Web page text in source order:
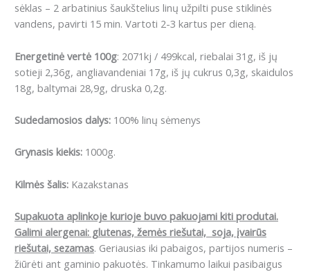
sėklas – 2 arbatinius šaukštelius linų užpilti puse stiklinės
vandens, pavirti 15 min. Vartoti 2-3 kartus per dieną.
Energetinė vertė 100g: 2071kj / 499kcal, riebalai 31g, iš jų
sotieji 2,36g, angliavandeniai 17g, iš jų cukrus 0,3g, skaidulos
18g, baltymai 28,9g, druska 0,2g.
Sudedamosios dalys: 100% linų sėmenys
Grynasis kiekis: 1000g.
Kilmės šalis: Kazakstanas
Supakuota aplinkoje kurioje buvo pakuojami kiti produtai.
Galimi alergenai: glutenas, žemės riešutai, soja, įvairūs
riešutai, sezamas. Geriausias iki pabaigos, partijos numeris –
žiūrėti ant gaminio pakuotės. Tinkamumo laikui pasibaigus